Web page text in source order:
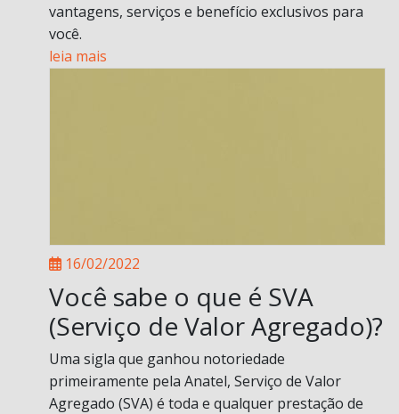
vantagens, serviços e benefício exclusivos para
você.
leia mais
16/02/2022
Você sabe o que é SVA
(Serviço de Valor Agregado)?
Uma sigla que ganhou notoriedade
primeiramente pela Anatel, Serviço de Valor
Agregado (SVA) é toda e qualquer prestação de